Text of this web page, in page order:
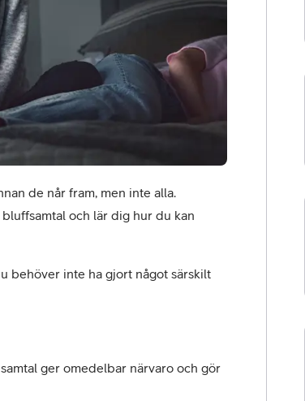
de når fram, men inte alla.
och lär dig hur du kan
behöver inte ha gjort något särskilt
ger omedelbar närvaro och gör